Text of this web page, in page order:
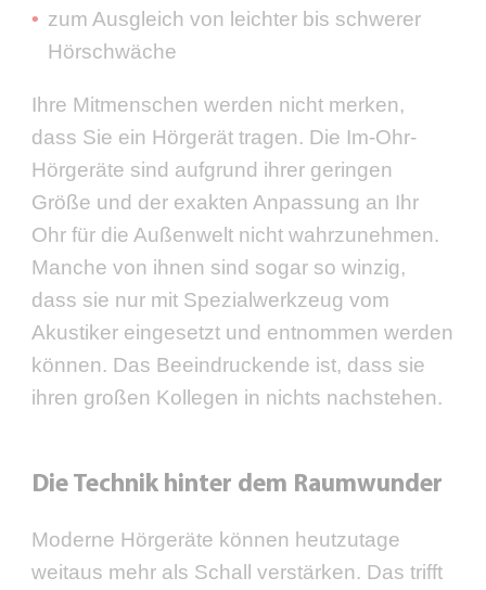
zum Ausgleich von leichter bis schwerer
Hörschwäche
Ihre Mitmenschen werden nicht merken,
dass Sie ein Hörgerät tragen. Die Im-Ohr-
Hörgeräte sind aufgrund ihrer geringen
Größe und der exakten Anpassung an Ihr
Ohr für die Außenwelt nicht wahrzunehmen.
Manche von ihnen sind sogar so winzig,
dass sie nur mit Spezialwerkzeug vom
Akustiker eingesetzt und entnommen werden
können. Das Beeindruckende ist, dass sie
ihren großen Kollegen in nichts nachstehen.
Die Technik hinter dem Raumwunder
Moderne Hörgeräte können heutzutage
weitaus mehr als Schall verstärken. Das trifft